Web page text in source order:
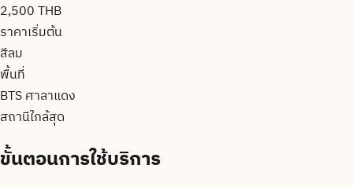
2,500 THB
ราคาเริ่มต้น
สีลม
พื้นที่
BTS ศาลาแดง
สถานีใกล้สุด
ขั้นตอนการใช้บริการ